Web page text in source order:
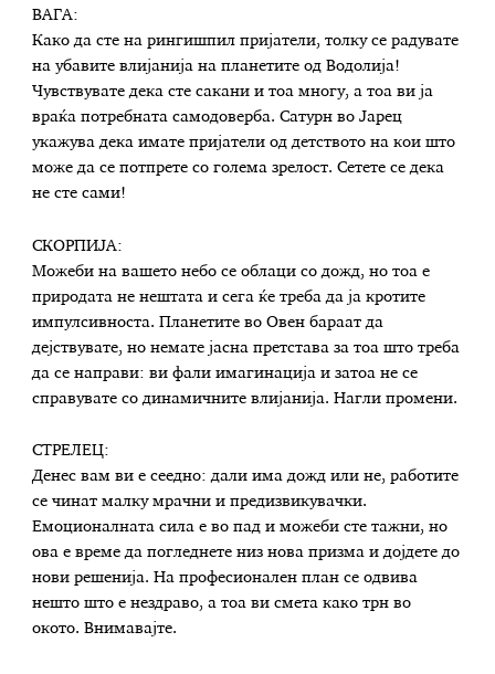
ВАГА:
Како да сте на рингишпил пријатели, толку се радувате
на убавите влијанија на планетите од Водолија!
Чувствувате дека сте сакани и тоа многу, а тоа ви ја
враќа потребната самодоверба. Сатурн во Јарец
укажува дека имате пријатели од детството на кои што
може да се потпрете со голема зрелост. Сетете се дека
не сте сами!
СКОРПИЈА:
Можеби на вашето небо се облаци со дожд, но тоа е
природата не нештата и сега ќе треба да ја кротите
импулсивноста. Планетите во Овен бараат да
дејствувате, но немате јасна претстава за тоа што треба
да се направи: ви фали имагинација и затоа не се
справувате со динамичните влијанија. Нагли промени.
СТРЕЛЕЦ:
Денес вам ви е сеедно: дали има дожд или не, работите
се чинат малку мрачни и предизвикувачки.
Емоционалната сила е во пад и можеби сте тажни, но
ова е време да погледнете низ нова призма и дојдете до
нови решенија. На професионален план се одвива
нешто што е нездраво, а тоа ви смета како трн во
окото. Внимавајте.